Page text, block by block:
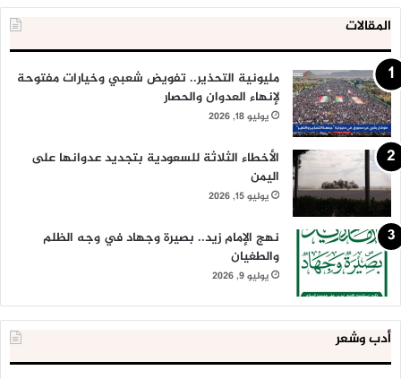
المقالات
مليونية التحذير.. تفويض شعبي وخيارات مفتوحة
لإنهاء العدوان والحصار
يوليو 18, 2026
الأخطاء الثلاثة للسعودية بتجديد عدوانها على
اليمن
يوليو 15, 2026
نهج الإمام زيد.. بصيرة وجهاد في وجه الظلم
والطغيان
يوليو 9, 2026
أدب وشعر